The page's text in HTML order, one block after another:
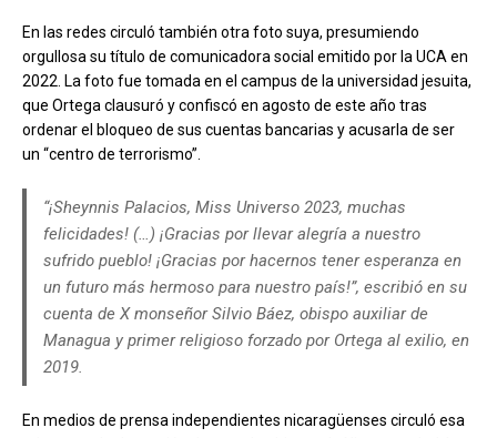
En las redes circuló también otra foto suya, presumiendo
orgullosa su título de comunicadora social emitido por la UCA en
2022. La foto fue tomada en el campus de la universidad jesuita,
que Ortega clausuró y confiscó en agosto de este año tras
ordenar el bloqueo de sus cuentas bancarias y acusarla de ser
un “centro de terrorismo”.
“¡Sheynnis Palacios, Miss Universo 2023, muchas
felicidades! (…) ¡Gracias por llevar alegría a nuestro
sufrido pueblo! ¡Gracias por hacernos tener esperanza en
un futuro más hermoso para nuestro país!”, escribió en su
cuenta de X monseñor Silvio Báez, obispo auxiliar de
Managua y primer religioso forzado por Ortega al exilio, en
2019.
En medios de prensa independientes nicaragüenses circuló esa